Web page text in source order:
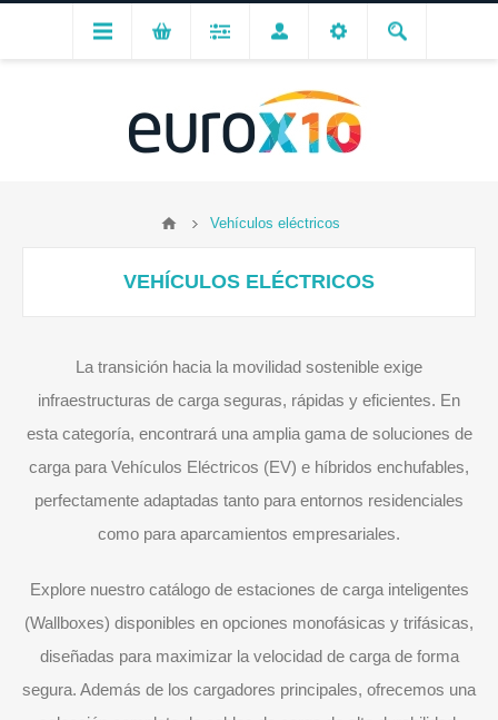
Vehículos eléctricos
VEHÍCULOS ELÉCTRICOS
La transición hacia la movilidad sostenible exige
infraestructuras de carga seguras, rápidas y eficientes. En
esta categoría, encontrará una amplia gama de soluciones de
carga para Vehículos Eléctricos (EV) e híbridos enchufables,
perfectamente adaptadas tanto para entornos residenciales
como para aparcamientos empresariales.
Explore nuestro catálogo de estaciones de carga inteligentes
(Wallboxes) disponibles en opciones monofásicas y trifásicas,
diseñadas para maximizar la velocidad de carga de forma
segura. Además de los cargadores principales, ofrecemos una